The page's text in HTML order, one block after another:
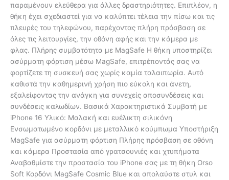
παραμένουν ελεύθερα για άλλες δραστηριότητες. Επιπλέον, η
θήκη έχει σχεδιαστεί για να καλύπτει τέλεια την πίσω και τις
πλευρές του τηλεφώνου, παρέχοντας πλήρη πρόσβαση σε
όλες τις λειτουργίες, την οθόνη αφής και την κάμερα με
φλας. Πλήρης συμβατότητα με MagSafe Η θήκη υποστηρίζει
ασύρματη φόρτιση μέσω MagSafe, επιτρέποντάς σας να
φορτίζετε τη συσκευή σας χωρίς καμία ταλαιπωρία. Αυτό
καθιστά την καθημερινή χρήση πιο εύκολη και άνετη,
εξαλείφοντας την ανάγκη για συνεχείς αποσυνδέσεις και
συνδέσεις καλωδίων. Βασικά Χαρακτηριστικά Συμβατή με
iPhone 16 Υλικό: Μαλακή και ευέλικτη σιλικόνη
Ενσωματωμένο κορδόνι με μεταλλικό κούμπωμα Υποστήριξη
MagSafe για ασύρματη φόρτιση Πλήρης πρόσβαση σε οθόνη
και κάμερα Προστασία από γρατσουνιές και χτυπήματα
Αναβαθμίστε την προστασία του iPhone σας με τη θήκη Orso
Soft Κορδόνι MagSafe Cosmic Blue και απολαύστε στυλ και